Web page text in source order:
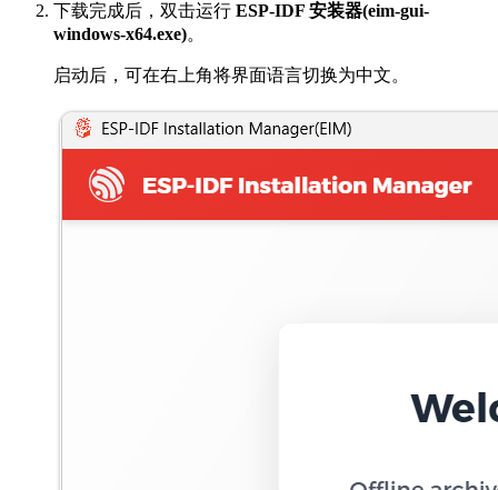
下载完成后，双击运行 ESP-IDF 安装器(eim-gui-
windows-x64.exe)。
启动后，可在右上角将界面语言切换为中文。